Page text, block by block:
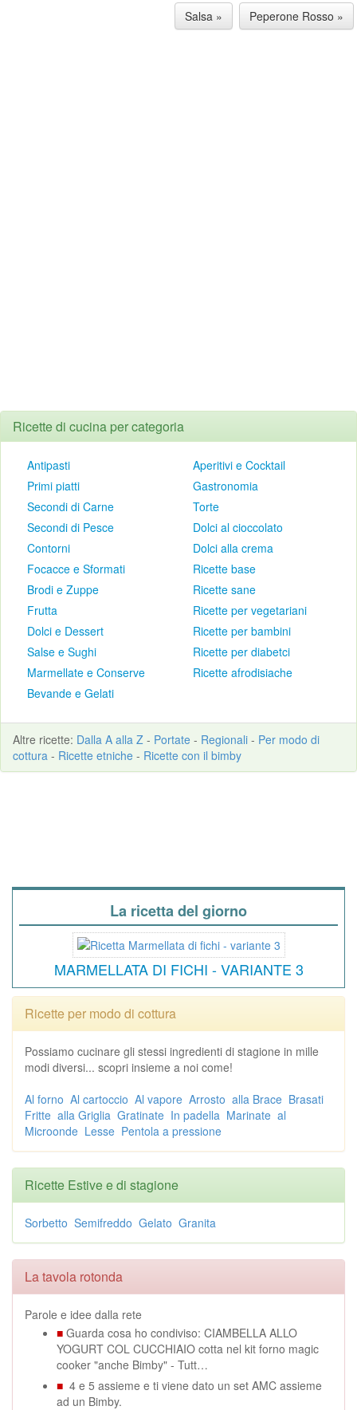
Salsa » Peperone Rosso »
Ricette di cucina per categoria
Antipasti
Primi piatti
Secondi di Carne
Secondi di Pesce
Contorni
Focacce e Sformati
Brodi e Zuppe
Frutta
Dolci e Dessert
Salse e Sughi
Marmellate e Conserve
Bevande e Gelati
Aperitivi e Cocktail
Gastronomia
Torte
Dolci al cioccolato
Dolci alla crema
Ricette base
Ricette sane
Ricette per vegetariani
Ricette per bambini
Ricette per diabetci
Ricette afrodisiache
Altre ricette: Dalla A alla Z - Portate - Regionali - Per modo di
cottura - Ricette etniche - Ricette con il bimby
La ricetta del giorno
MARMELLATA DI FICHI - VARIANTE 3
Ricette per modo di cottura
Possiamo cucinare gli stessi ingredienti di stagione in mille
modi diversi... scopri insieme a noi come!
Al forno Al cartoccio Al vapore Arrosto alla Brace Brasati
Fritte alla Griglia Gratinate In padella Marinate al
Microonde Lesse Pentola a pressione
Ricette Estive e di stagione
Sorbetto Semifreddo Gelato Granita
La tavola rotonda
Parole e idee dalla rete
■ Guarda cosa ho condiviso: CIAMBELLA ALLO
YOGURT COL CUCCHIAIO cotta nel kit forno magic
cooker "anche Bimby" - Tutt…
■ 4 e 5 assieme e ti viene dato un set AMC assieme
ad un Bimby.